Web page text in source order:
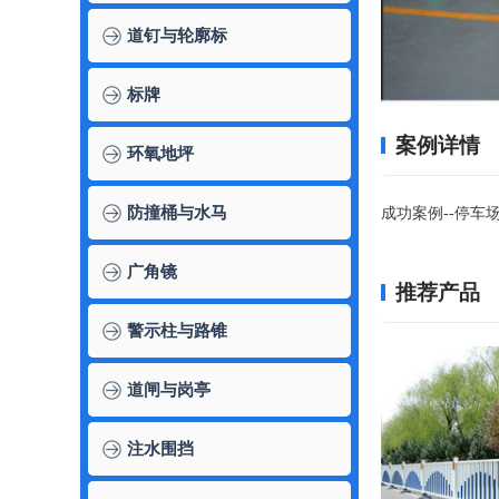
道钉与轮廓标
标牌
环氧地坪
防撞桶与水马
广角镜
警示柱与路锥
道闸与岗亭
注水围挡
案例详情
成功案例--停车
推荐产品